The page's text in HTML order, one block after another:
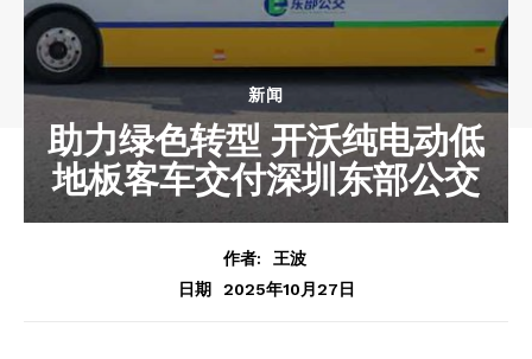
新闻
助力绿色转型 开沃纯电动低
地板客车交付深圳东部公交
作者:
王波
日期
2025年10月27日